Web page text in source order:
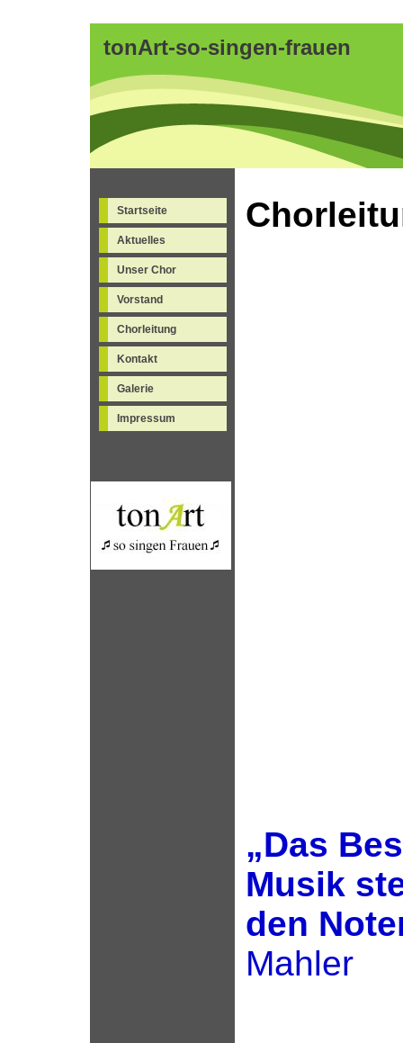
tonArt-so-singen-frauen
Startseite
Aktuelles
Unser Chor
Vorstand
Chorleitung
Kontakt
Galerie
Impressum
„Das
Musik
den
Mahler